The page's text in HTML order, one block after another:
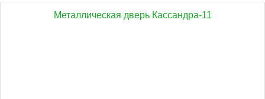
Металлическая дверь Кассандра-11